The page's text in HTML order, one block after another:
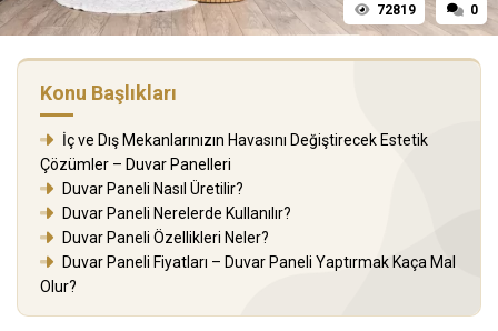
72819 0
Konu Başlıkları
İç ve Dış Mekanlarınızın Havasını Değiştirecek Estetik
Çözümler – Duvar Panelleri
Duvar Paneli Nasıl Üretilir?
Duvar Paneli Nerelerde Kullanılır?
Duvar Paneli Özellikleri Neler?
Duvar Paneli Fiyatları – Duvar Paneli Yaptırmak Kaça Mal
Olur?